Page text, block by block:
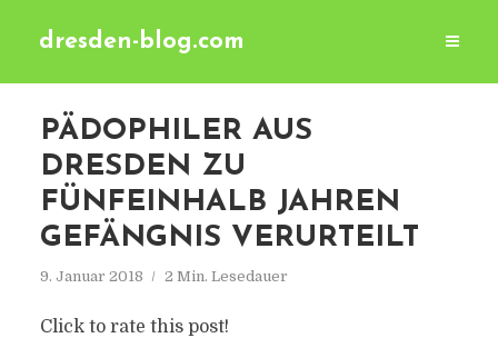
dresden-blog.com
PÄDOPHILER AUS
DRESDEN ZU
FÜNFEINHALB JAHREN
GEFÄNGNIS VERURTEILT
9. Januar 2018 2 Min. Lesedauer
Click to rate this post!